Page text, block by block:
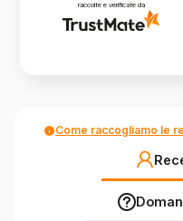
raccolte e verificate da
Come raccogliamo le